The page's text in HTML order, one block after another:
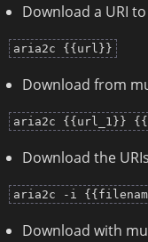
Download a URI
aria2c {{url}}
Download from
aria2c {{url_1}}
Download the
aria2c -i
Download with